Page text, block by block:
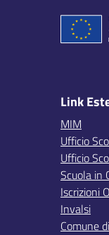
Link
MIM
Ufficio
Ufficio
Scuola in
Iscrizioni
Invalsi
Comune